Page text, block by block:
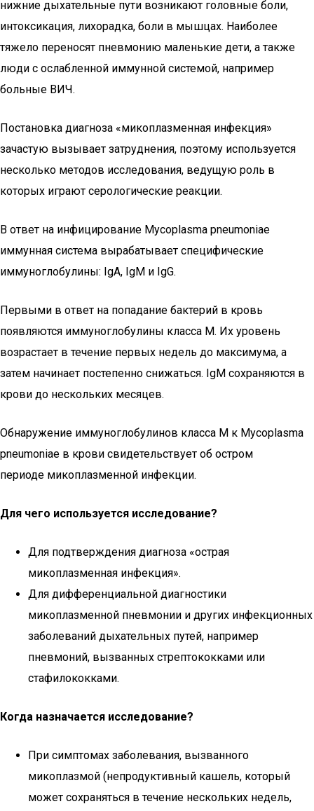
нижние дыхательные пути возникают головные боли,
интоксикация, лихорадка, боли в мышцах. Наиболее
тяжело переносят пневмонию маленькие дети, а также
люди с ослабленной иммунной системой, например
больные ВИЧ.
Постановка диагноза «микоплазменная инфекция»
зачастую вызывает затруднения, поэтому используется
несколько методов исследования, ведущую роль в
которых играют серологические реакции.
В ответ на инфицирование Mycoplasma pneumoniae
иммунная система вырабатывает специфические
иммуноглобулины: IgA, IgM и IgG.
Первыми в ответ на попадание бактерий в кровь
появляются иммуноглобулины класса M. Их уровень
возрастает в течение первых недель до максимума, а
затем начинает постепенно снижаться. IgM сохраняются в
крови до нескольких месяцев.
Обнаружение иммуноглобулинов класса М к Mycoplasma
pneumoniae в крови свидетельствует об остром
периоде микоплазменной инфекции.
Для чего используется исследование?
Для подтверждения диагноза «острая
микоплазменная инфекция».
Для дифференциальной диагностики
микоплазменной пневмонии и других инфекционных
заболеваний дыхательных путей, например
пневмоний, вызванных стрептококками или
стафилококками.
Когда назначается исследование?
При симптомах заболевания, вызванного
микоплазмой (непродуктивный кашель, который
может сохраняться в течение нескольких недель,